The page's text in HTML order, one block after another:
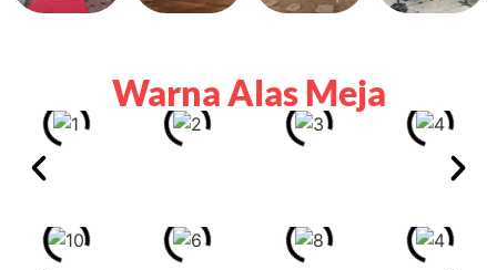
Warna Alas Meja